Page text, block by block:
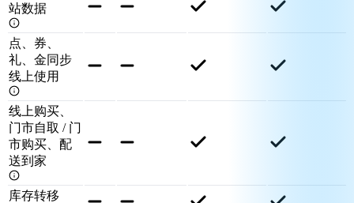
站数据
点、券、
礼、金同步
线上使用
线上购买、
门市自取 / 门
市购买、配
送到家
库存转移